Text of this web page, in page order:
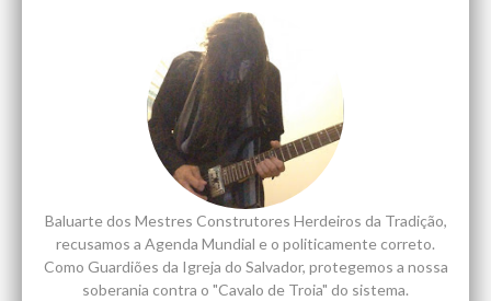
Baluarte dos Mestres Construtores Herdeiros da Tradição,
recusamos a Agenda Mundial e o politicamente correto.
Como Guardiões da Igreja do Salvador, protegemos a nossa
soberania contra o "Cavalo de Troia" do sistema.